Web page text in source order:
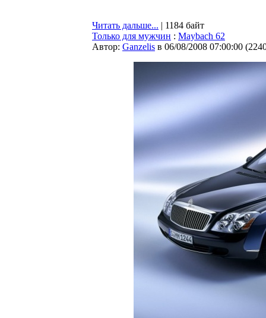
Читать дальше... | 1184 байт
Только для мужчин : Maybach 62
Автор: Ganzelis в 06/08/2008 07:00:00 (